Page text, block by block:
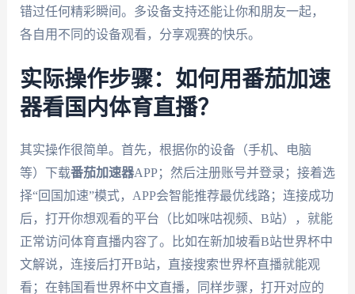
错过任何精彩瞬间。多设备支持还能让你和朋友一起，
各自用不同的设备观看，分享观赛的快乐。
实际操作步骤：如何用番茄加速
器看国内体育直播？
其实操作很简单。首先，根据你的设备（手机、电脑
等）下载番茄加速器APP；然后注册账号并登录；接着选
择“回国加速”模式，APP会智能推荐最优线路；连接成功
后，打开你想观看的平台（比如咪咕视频、B站），就能
正常访问体育直播内容了。比如在新加坡看B站世界杯中
文解说，连接后打开B站，直接搜索世界杯直播就能观
看；在韩国看世界杯中文直播，同样步骤，打开对应的